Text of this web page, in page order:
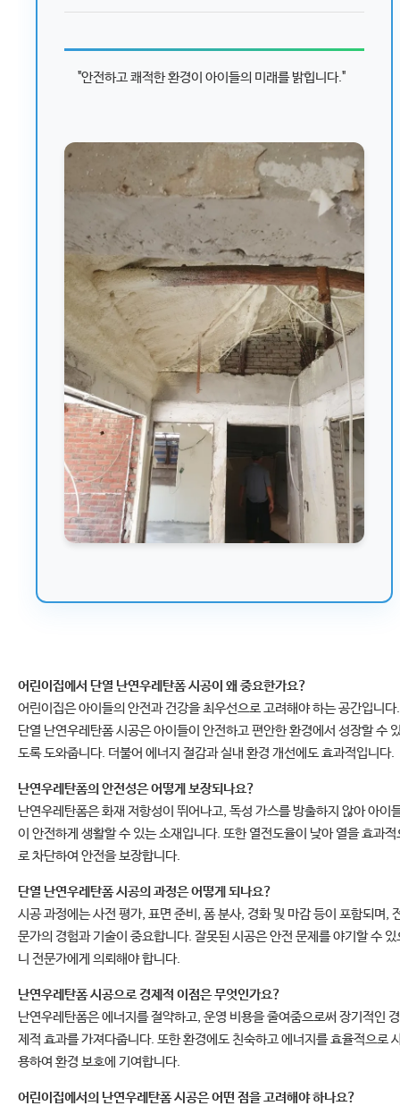
"안전하고 쾌적한 환경이 아이들의 미래를 밝힙니다."
어린이집에서 단열 난연우레탄폼 시공이 왜 중요한가요?
어린이집은 아이들의 안전과 건강을 최우선으로 고려해야 하는 공간입니다.
단열 난연우레탄폼 시공은 아이들이 안전하고 편안한 환경에서 성장할 수
도록 도와줍니다. 더불어 에너지 절감과 실내 환경 개선에도 효과적입니다.
난연우레탄폼의 안전성은 어떻게 보장되나요?
난연우레탄폼은 화재 저항성이 뛰어나고, 독성 가스를 방출하지 않아 아이
이 안전하게 생활할 수 있는 소재입니다. 또한 열전도율이 낮아 열을 효과적
로 차단하여 안전을 보장합니다.
단열 난연우레탄폼 시공의 과정은 어떻게 되나요?
시공 과정에는 사전 평가, 표면 준비, 폼 분사, 경화 및 마감 등이 포함되며,
문가의 경험과 기술이 중요합니다. 잘못된 시공은 안전 문제를 야기할 수 있
니 전문가에게 의뢰해야 합니다.
난연우레탄폼 시공으로 경제적 이점은 무엇인가요?
난연우레탄폼은 에너지를 절약하고, 운영 비용을 줄여줌으로써 장기적인 경
제적 효과를 가져다줍니다. 또한 환경에도 친숙하고 에너지를 효율적으로
용하여 환경 보호에 기여합니다.
어린이집에서의 난연우레탄폼 시공은 어떤 점을 고려해야 하나요?